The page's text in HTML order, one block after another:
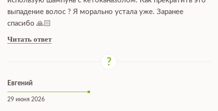
выпадение волос ? Я морально устала уже. Заранее
спасибо 🙏🏻
Читать ответ
Евгений
29 июня 2026